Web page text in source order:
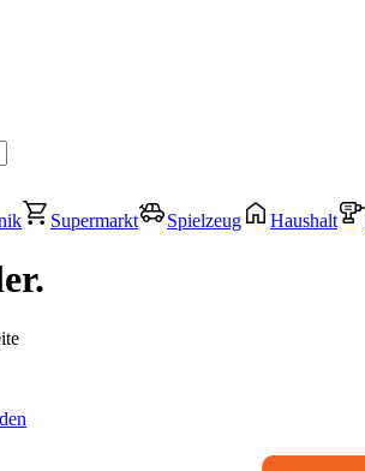
Supermarkt Spielzeug Haushalt